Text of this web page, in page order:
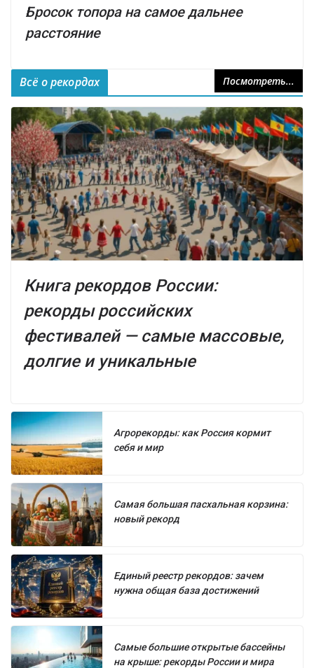
Бросок топора на самое дальнее
расстояние
Всё о рекордах Посмотреть...
Книга рекордов России:
рекорды российских
фестивалей — самые массовые,
долгие и уникальные
Агрорекорды: как Россия кормит
себя и мир
Самая большая пасхальная корзина:
новый рекорд
Единый реестр рекордов: зачем
нужна общая база достижений
Самые большие открытые бассейны
на крыше: рекорды России и мира